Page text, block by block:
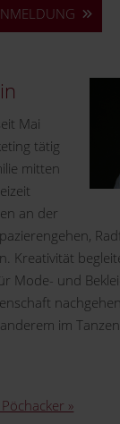
Mai
tätig
mitten
an der
Kreativität
Mode- und
im
»